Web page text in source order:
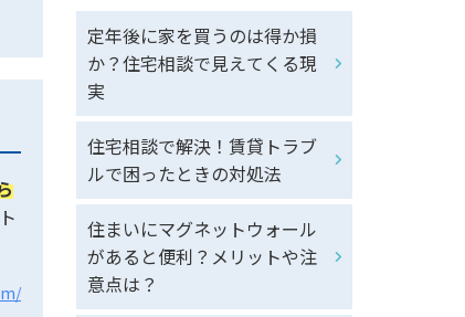
定年後に家を買うのは得か損
か？住宅相談で見えてくる現
実
住宅相談で解決！賃貸トラブ
ルで困ったときの対処法
住まいにマグネットウォール
があると便利？メリットや注
意点は？